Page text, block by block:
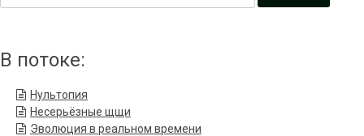
В потоке:
Нультопия
Несерьёзные щщи
Эволюция в реальном времени